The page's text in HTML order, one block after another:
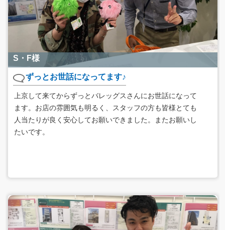
S・F様
ずっとお世話になってます♪
上京して来てからずっとバレッグスさんにお世話になって
ます。お店の雰囲気も明るく、スタッフの方も皆様とても
人当たりが良く安心してお願いできました。またお願いし
たいです。